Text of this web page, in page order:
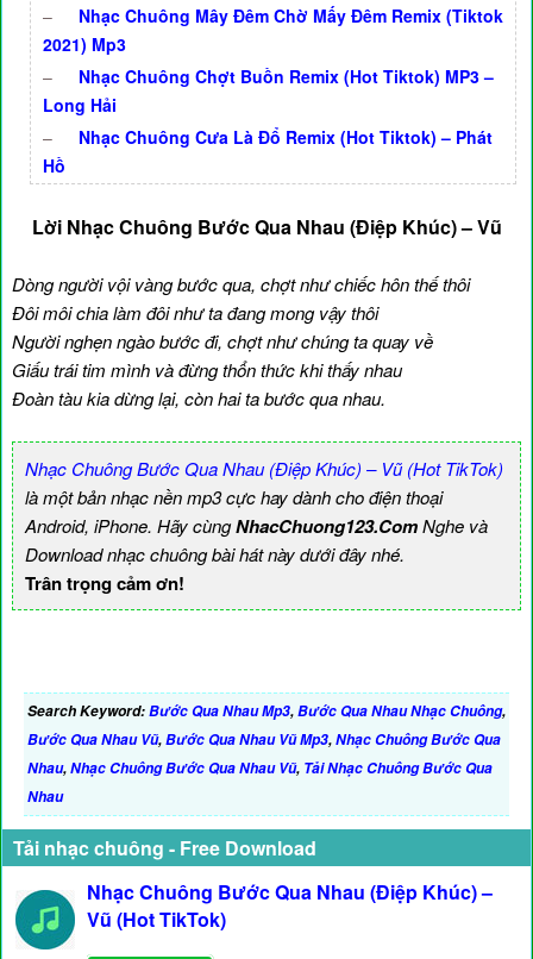
–
Nhạc Chuông Mây Đêm Chờ Mấy Đêm Remix (Tiktok
2021) Mp3
–
Nhạc Chuông Chợt Buồn Remix (Hot Tiktok) MP3 –
Long Hải
–
Nhạc Chuông Cưa Là Đổ Remix (Hot Tiktok) – Phát
Hồ
Lời Nhạc Chuông Bước Qua Nhau (Điệp Khúc) – Vũ
Dòng người vội vàng bước qua, chợt như chiếc hôn thế thôi
Đôi môi chia làm đôi như ta đang mong vậy thôi
Người nghẹn ngào bước đi, chợt như chúng ta quay về
Giấu trái tim mình và đừng thổn thức khi thấy nhau
Đoàn tàu kia dừng lại, còn hai ta bước qua nhau.
Nhạc Chuông Bước Qua Nhau (Điệp Khúc) – Vũ (Hot TikTok)
là một bản nhạc nền mp3 cực hay dành cho điện thoại
Android, iPhone. Hãy cùngNhacChuong123.ComNghe và
Download nhạc chuông bài hát này dưới đây nhé.
Trân trọng cảm ơn!
Search Keyword:Bước Qua Nhau Mp3,Bước Qua Nhau Nhạc Chuông,
Bước Qua Nhau Vũ,Bước Qua Nhau Vũ Mp3,Nhạc Chuông Bước Qua
Nhau,Nhạc Chuông Bước Qua Nhau Vũ, Tải Nhạc Chuông Bước Qua
Nhau
Tải nhạc chuông - Free Download
Nhạc Chuông Bước Qua Nhau (Điệp Khúc) –
Vũ (Hot TikTok)